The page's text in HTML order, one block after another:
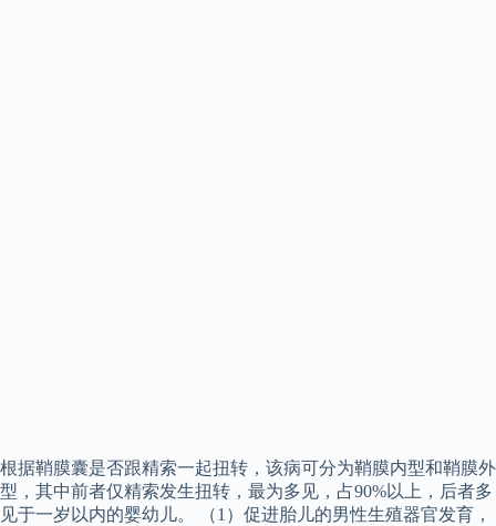
根据鞘膜囊是否跟精索一起扭转，该病可分为鞘膜内型和鞘膜外
型，其中前者仅精索发生扭转，最为多见，占90%以上，后者多
见于一岁以内的婴幼儿。 （1）促进胎儿的男性生殖器官发育，